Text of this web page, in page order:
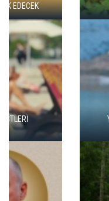
ADANA ALTIN
YEŞİM